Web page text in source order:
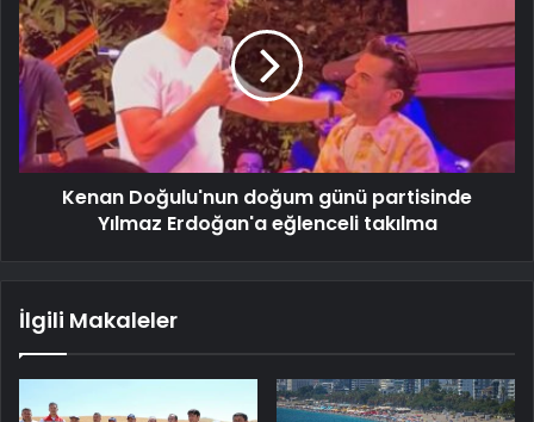
Kenan Doğulu'nun doğum günü partisinde
Yılmaz Erdoğan'a eğlenceli takılma
İlgili Makaleler